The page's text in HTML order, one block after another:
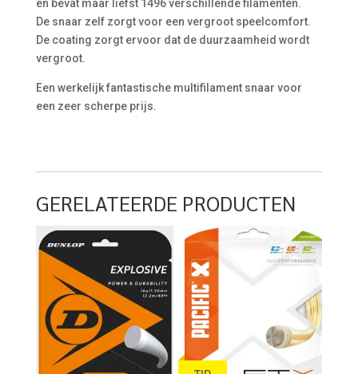
en bevat maar liefst 1496 verschillende filamenten.
De snaar zelf zorgt voor een vergroot speelcomfort.
De coating zorgt ervoor dat de duurzaamheid wordt
vergroot.
Een werkelijk fantastische multifilament snaar voor
een zeer scherpe prijs.
GERELATEERDE PRODUCTEN